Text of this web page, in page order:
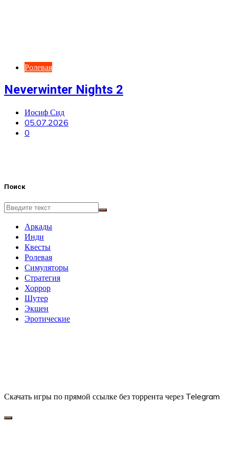
Ролевая
Neverwinter Nights 2
Иосиф Сид
05.07.2026
0
Поиск
Аркады
Инди
Квесты
Ролевая
Симуляторы
Стратегия
Хоррор
Шутер
Экшен
Эротические
Скачать игры по прямой ссылке без торрента через Telegram